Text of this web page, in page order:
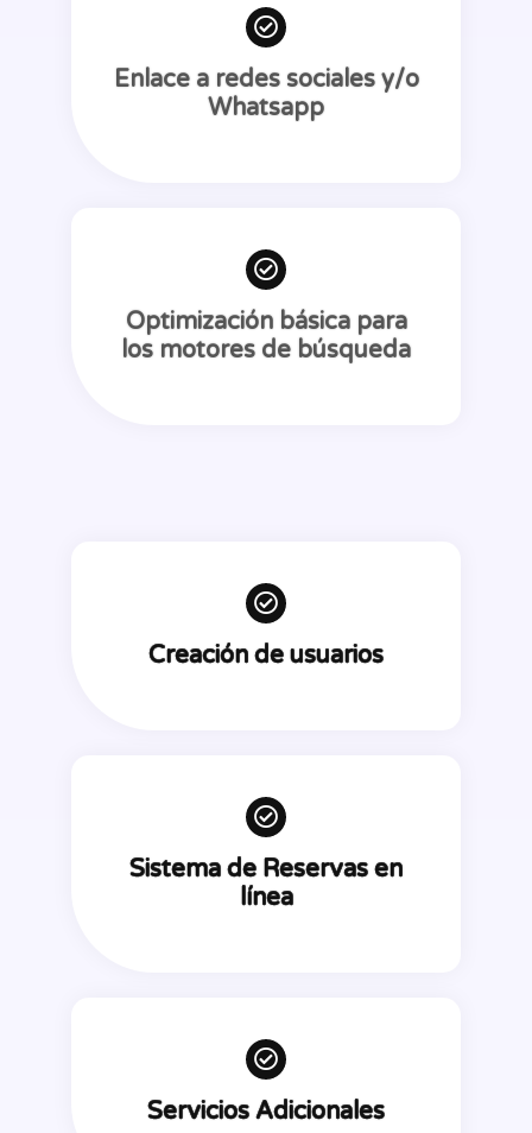
Enlace a redes sociales y/o
Whatsapp
Optimización básica para
los motores de búsqueda
Creación de usuarios
Sistema de Reservas en
línea
Servicios Adicionales